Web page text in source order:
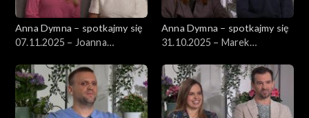
Anna Dymna – spotkajmy się
07.11.2025 – Joanna
Anna Dymna – spotkajmy się
31.10.2025 – Marek